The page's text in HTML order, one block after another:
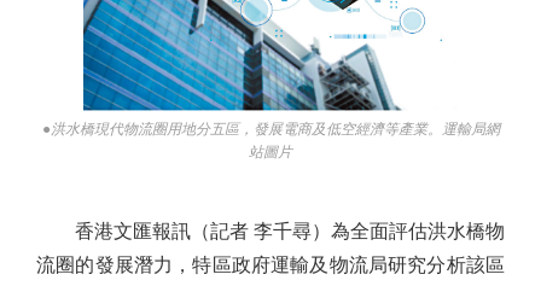
●洪水橋現代物流圈用地分五區，發展電商及低空經濟等產業。運輸局網
站圖片
香港文匯報訊（記者 李千尋）為全面評估洪水橋物
流圈的發展潛力，特區政府運輸及物流局研究分析該區